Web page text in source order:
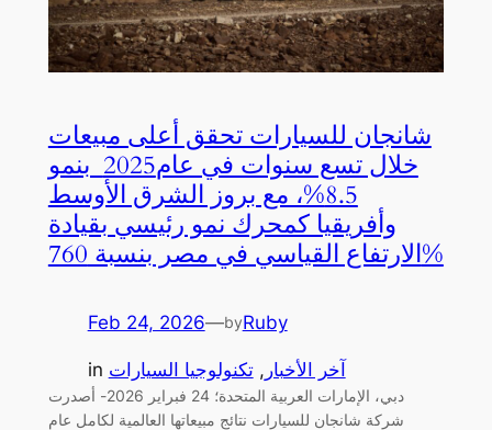
شانجان للسيارات تحقق أعلى مبيعات
خلال تسع سنوات في عام2025 بنمو
8.5%، مع بروز الشرق الأوسط
وأفريقيا كمحرك نمو رئيسي بقيادة
الارتفاع القياسي في مصر بنسبة 760%
Feb 24, 2026—byRuby
in آخر الأخبار , تكنولوجيا السيارات
دبي، الإمارات العربية المتحدة؛ 24 فبراير 2026- أصدرت
شركة شانجان للسيارات نتائج مبيعاتها العالمية لكامل عام